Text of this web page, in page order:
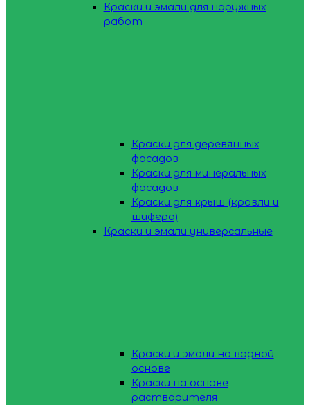
Краски и эмали для наружных
работ
Краски для деревянных
фасадов
Краски для минеральных
фасадов
Краски для крыш (кровли и
шифера)
Краски и эмали универсальные
Краски и эмали на водной
основе
Краски на основе
растворителя